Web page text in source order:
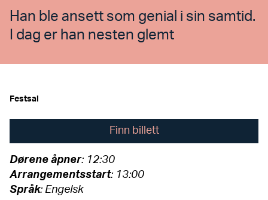
Han ble ansett som genial i sin samtid.
I dag er han nesten glemt
Festsal
Finn billett
Dørene åpner: 12:30
Arrangementsstart: 13:00
Språk: Engelsk